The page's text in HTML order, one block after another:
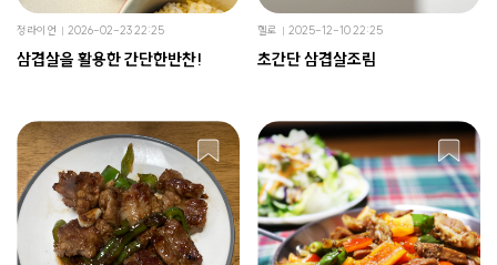
정라이언 2026-02-23 22:25
삼겹살을 활용한 간단한반찬!
헬로 2025-12-10 22:25
초간단 삼겹살조림